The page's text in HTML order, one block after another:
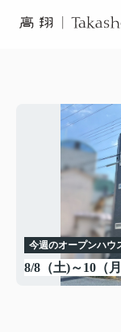
今週のオープンハウ
8/8（土)～10（